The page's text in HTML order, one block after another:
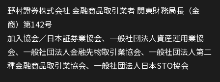
野村證券株式会社 金融商品取引業者 関東財務局長（金
商）第142号
加入協会／日本証券業協会、一般社団法人資産運用業協
会、一般社団法人金融先物取引業協会、一般社団法人第二
種金融商品取引業協会、一般社団法人日本STO協会